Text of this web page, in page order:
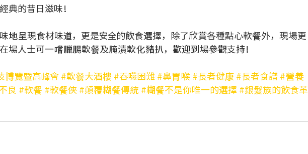
典的昔日滋味！
地呈現食材味道，更是安全的飲食選擇，除了欣賞各種點心軟餐外，現場更
場人士可一嚐臘腸軟餐及腌漬軟化豬扒，歡迎到場參觀支持！
博覽暨高峰會#軟餐大酒樓 #吞嚥困難#鼻胃喉 #長者健康#長者食譜#營養
良 #軟餐 #軟餐俠#顛覆糊餐傳統 #糊餐不是你唯一的選擇 #銀髮族的飲食革